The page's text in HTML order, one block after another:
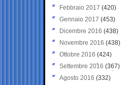
Febbraio 2017 (420)
Gennaio 2017 (453)
Dicembre 2016 (438)
Novembre 2016 (438)
Ottobre 2016 (424)
Settembre 2016 (367)
Agosto 2016 (332)